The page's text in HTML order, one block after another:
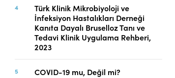
Dizinler
Telif Hakları
İletişim
FACEBOOK TWITTER
Türk Klinik Mikrobiyoloji ve
İnfeksiyon Hastalıkları Derneği
Kanıta Dayalı Bruselloz Tanı ve
Tedavi Klinik Uygulama Rehberi,
2023
COVID-19 mu, Değil mi?